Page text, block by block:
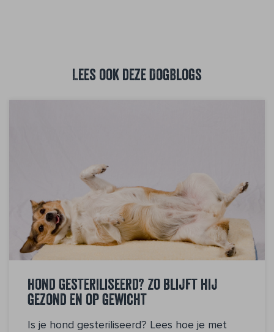
Lees ook deze DogBlogs
Hond gesteriliseerd? Zo blijft hij
gezond en op gewicht
Is je hond gesteriliseerd? Lees hoe je met